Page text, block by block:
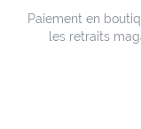
Paiement en
les retraits